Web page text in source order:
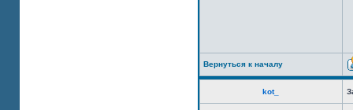
Вернуться к началу
kot_